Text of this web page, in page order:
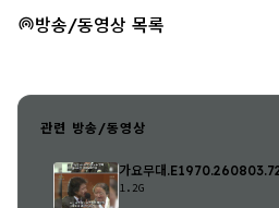
방송/동영상 목록
관련 방송/동영상
가요무대
1.2G